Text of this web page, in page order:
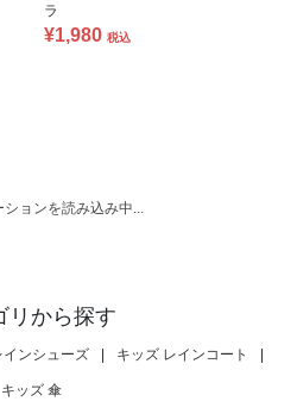
ラ
¥1,980 税込
ションを読み込み中...
リから探す
インシューズ キッズ レインコート
キッズ 傘